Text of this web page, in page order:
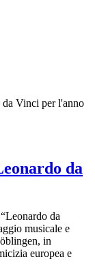
Vinci per l'anno
da
da
musicale e
in
europea e